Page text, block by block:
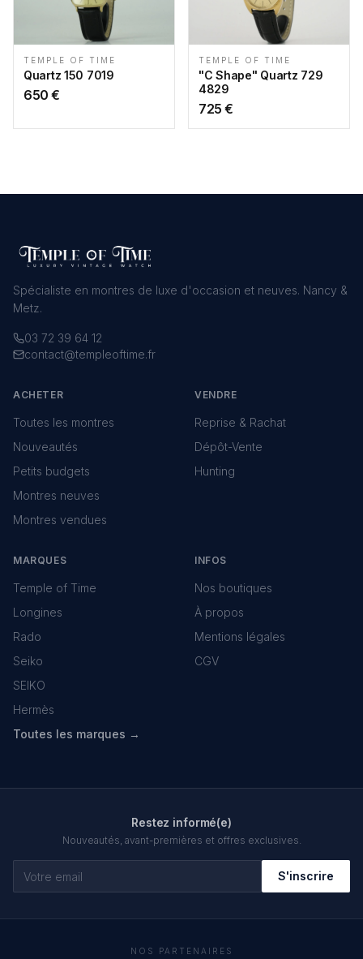
TEMPLE OF TIME
Quartz 150 7019
650 €
TEMPLE OF TIME
"C Shape" Quartz 729
4829
725 €
Spécialiste en montres de luxe d'occasion et neuves. Nancy &
Metz.
03 72 39 64 12
contact@templeoftime.fr
ACHETER
Toutes les montres
Nouveautés
Petits budgets
Montres neuves
Montres vendues
VENDRE
Reprise & Rachat
Dépôt-Vente
Hunting
MARQUES
Temple of Time
Longines
Rado
Seiko
SEIKO
Hermès
Toutes les marques →
INFOS
Nos boutiques
À propos
Mentions légales
CGV
Restez informé(e)
Nouveautés, avant-premières et offres exclusives.
S'inscrire
NOS PARTENAIRES